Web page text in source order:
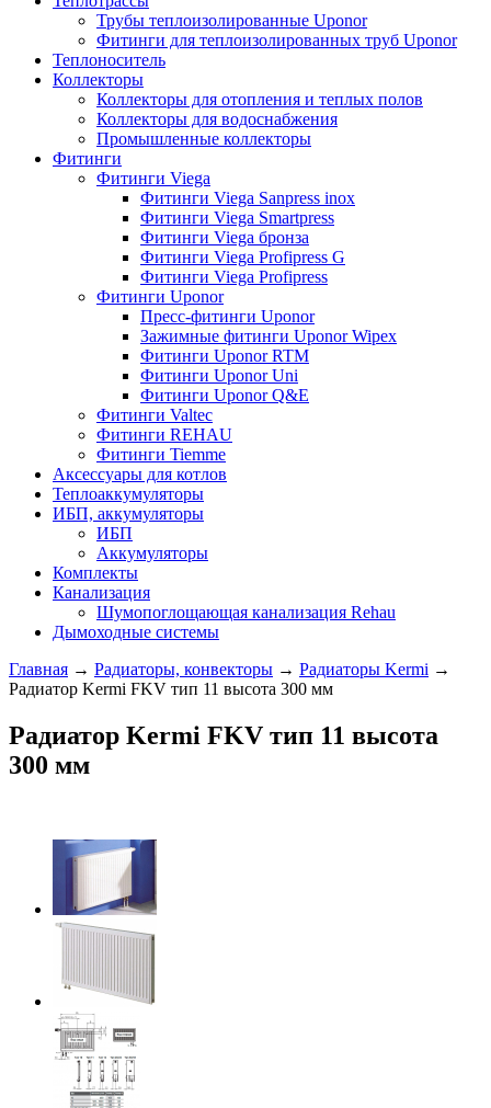
Трубы теплоизолированные Uponor
Фитинги для теплоизолированных труб Uponor
Теплоноситель
Коллекторы
Коллекторы для отопления и теплых полов
Коллекторы для водоснабжения
Промышленные коллекторы
Фитинги
Фитинги Viega
Фитинги Viega Sanpress inox
Фитинги Viega Smartpress
Фитинги Viega бронза
Фитинги Viega Profipress G
Фитинги Viega Profipress
Фитинги Uponor
Пресс-фитинги Uponor
Зажимные фитинги Uponor Wipex
Фитинги Uponor RTM
Фитинги Uponor Uni
Фитинги Uponor Q&E
Фитинги Valtec
Фитинги REHAU
Фитинги Tiemme
Аксессуары для котлов
Теплоаккумуляторы
ИБП, аккумуляторы
ИБП
Аккумуляторы
Комплекты
Канализация
Шумопоглощающая канализация Rehau
Дымоходные системы
Главная → Радиаторы, конвекторы → Радиаторы Kermi →
Радиатор Kermi FKV тип 11 высота 300 мм
Радиатор Kermi FKV тип 11 высота
300 мм